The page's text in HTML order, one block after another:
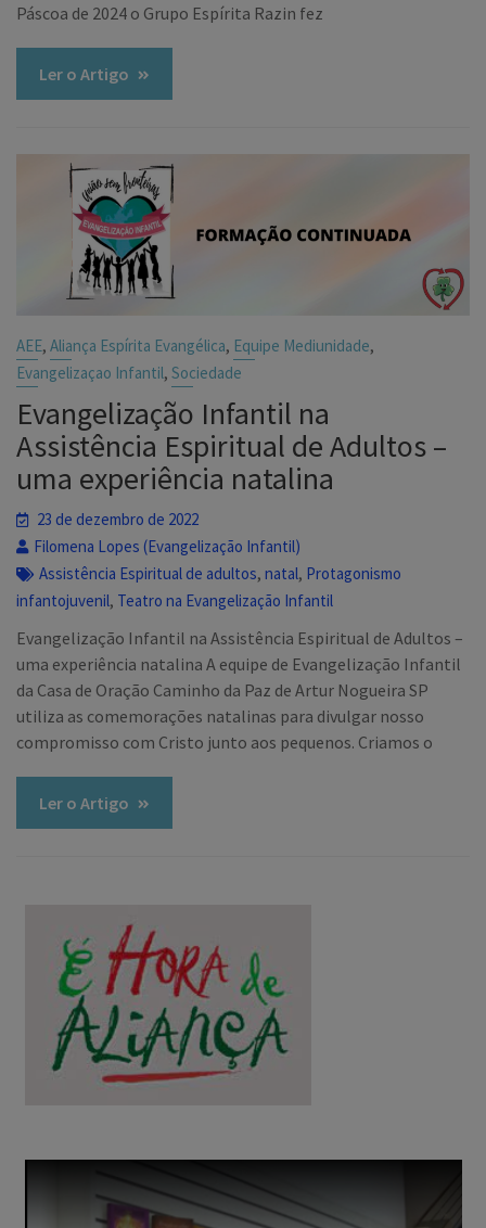
Páscoa de 2024 o Grupo Espírita Razin fez
Ler o Artigo
AEE,Aliança Espírita Evangélica, Equipe Mediunidade,
Evangelizaçao Infantil,Sociedade
Evangelização Infantil na
Assistência Espiritual de Adultos –
uma experiência natalina
23 de dezembro de 2022
Filomena Lopes (Evangelização Infantil)
Assistência Espiritual de adultos,natal, Protagonismo
infantojuvenil, Teatro na Evangelização Infantil
Evangelização Infantil na Assistência Espiritual de Adultos –
uma experiência natalina A equipe de Evangelização Infantil
da Casa de Oração Caminho da Paz de Artur Nogueira SP
utiliza as comemorações natalinas para divulgar nosso
compromisso com Cristo junto aos pequenos. Criamos o
Ler o Artigo